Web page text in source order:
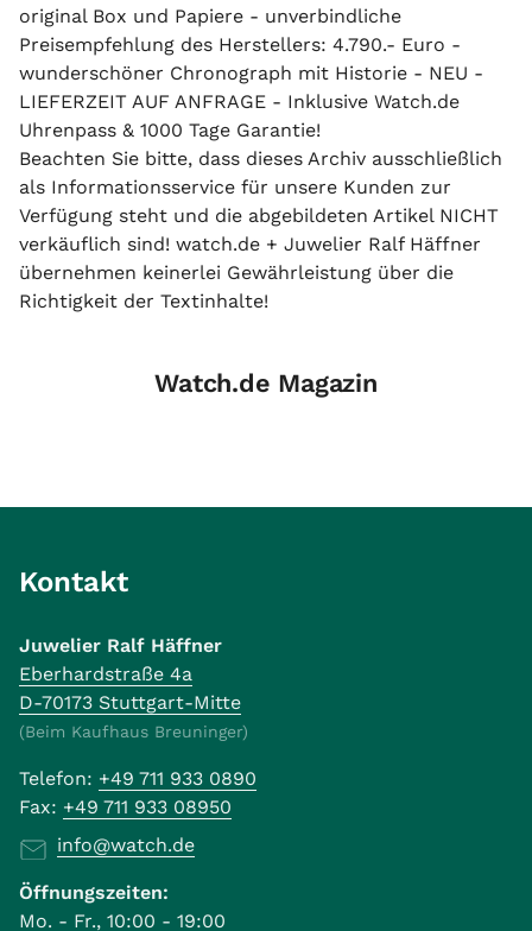
original Box und Papiere - unverbindliche
Preisempfehlung des Herstellers: 4.790.- Euro -
wunderschöner Chronograph mit Historie - NEU -
LIEFERZEIT AUF ANFRAGE - Inklusive Watch.de
Uhrenpass & 1000 Tage Garantie!
Beachten Sie bitte, dass dieses Archiv ausschließlich
als Informationsservice für unsere Kunden zur
Verfügung steht und die abgebildeten Artikel NICHT
verkäuflich sind! watch.de + Juwelier Ralf Häffner
übernehmen keinerlei Gewährleistung über die
Richtigkeit der Textinhalte!
Watch.de Magazin
Kontakt
Juwelier Ralf Häffner
Eberhardstraße 4a
D-70173 Stuttgart-Mitte
(Beim Kaufhaus Breuninger)
Telefon: +49 711 933 0890
Fax: +49 711 933 08950
info@watch.de
Öffnungszeiten:
Mo. - Fr., 10:00 - 19:00